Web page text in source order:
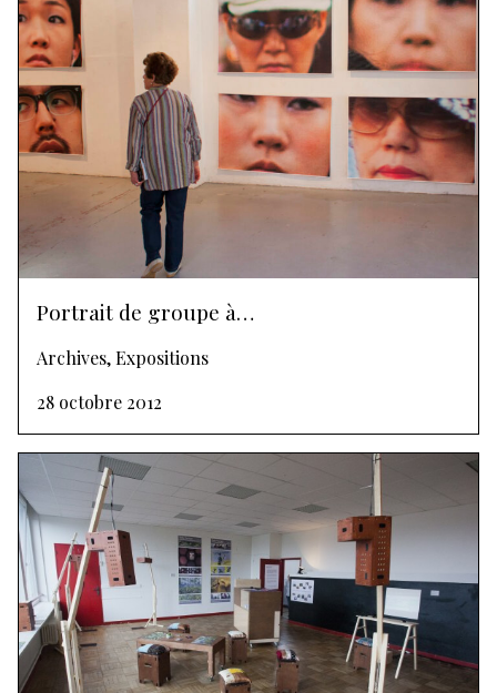
Portrait de groupe à…
Archives, Expositions
28 octobre 2012